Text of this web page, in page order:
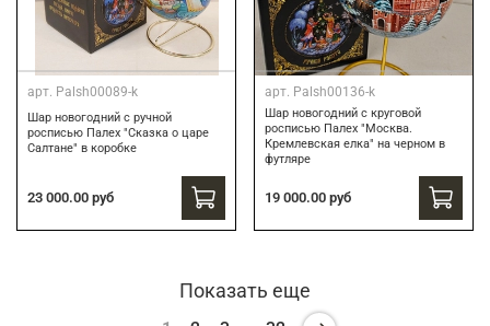
арт. Palsh00089-k
Шар новогодний с ручной
росписью Палех "Сказка о царе
Салтане" в коробке
23 000.00 руб
арт. Palsh00136-k
Шар новогодний с круговой
росписью Палех "Москва.
Кремлевская елка" на черном в
футляре
19 000.00 руб
Показать еще